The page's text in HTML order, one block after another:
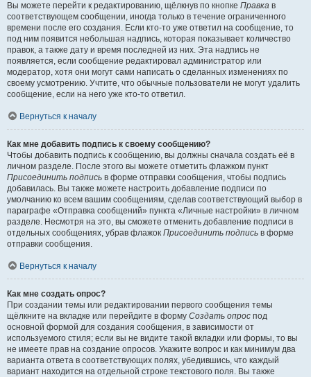
Вы можете перейти к редактированию, щёлкнув по кнопке Правка в
соответствующем сообщении, иногда только в течение ограниченного
времени после его создания. Если кто-то уже ответил на сообщение, то
под ним появится небольшая надпись, которая показывает количество
правок, а также дату и время последней из них. Эта надпись не
появляется, если сообщение редактировал администратор или
модератор, хотя они могут сами написать о сделанных изменениях по
своему усмотрению. Учтите, что обычные пользователи не могут удалить
сообщение, если на него уже кто-то ответил.
Вернуться к началу
Как мне добавить подпись к своему сообщению?
Чтобы добавить подпись к сообщению, вы должны сначала создать её в
личном разделе. После этого вы можете отметить флажком пункт
Присоединить подпись в форме отправки сообщения, чтобы подпись
добавилась. Вы также можете настроить добавление подписи по
умолчанию ко всем вашим сообщениям, сделав соответствующий выбор в
параграфе «Отправка сообщений» пункта «Личные настройки» в личном
разделе. Несмотря на это, вы сможете отменить добавление подписи в
отдельных сообщениях, убрав флажок Присоединить подпись в форме
отправки сообщения.
Вернуться к началу
Как мне создать опрос?
При создании темы или редактировании первого сообщения темы
щёлкните на вкладке или перейдите в форму Создать опрос под
основной формой для создания сообщения, в зависимости от
используемого стиля; если вы не видите такой вкладки или формы, то вы
не имеете прав на создание опросов. Укажите вопрос и как минимум два
варианта ответа в соответствующих полях, убедившись, что каждый
вариант находится на отдельной строке текстового поля. Вы также